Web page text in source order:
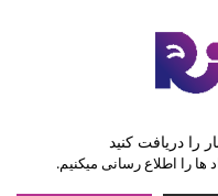
را دریافت کنید
ها را اطلاع رسانی میکنیم.